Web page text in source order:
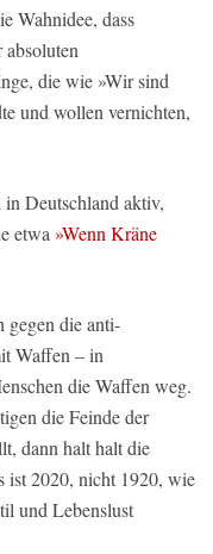
Wahnidee, dass
die wie »Wir sind
und wollen vernichten,
Deutschland aktiv,
etwa »Wenn Kräne
gegen die anti-
Waffen – in
die Waffen weg.
die Feinde der
dann halt halt die
ist 2020, nicht 1920, wie
und Lebenslust